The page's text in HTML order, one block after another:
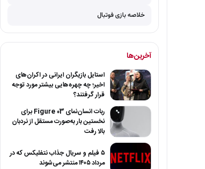
خلاصه بازی فوتبال
آخرین‌ها
استایل بازیگران ایرانی در اکران‌های
اخیر؛ چه چهره‌هایی بیشتر مورد توجه
قرار گرفتند؟
ربات انسان‌نمای Figure 03 برای
نخستین بار به‌صورت مستقل از نردبان
بالا رفت
۵ فیلم و سریال جذاب نتفلیکس که در
مرداد ۱۴۰۵ منتشر می‌شوند